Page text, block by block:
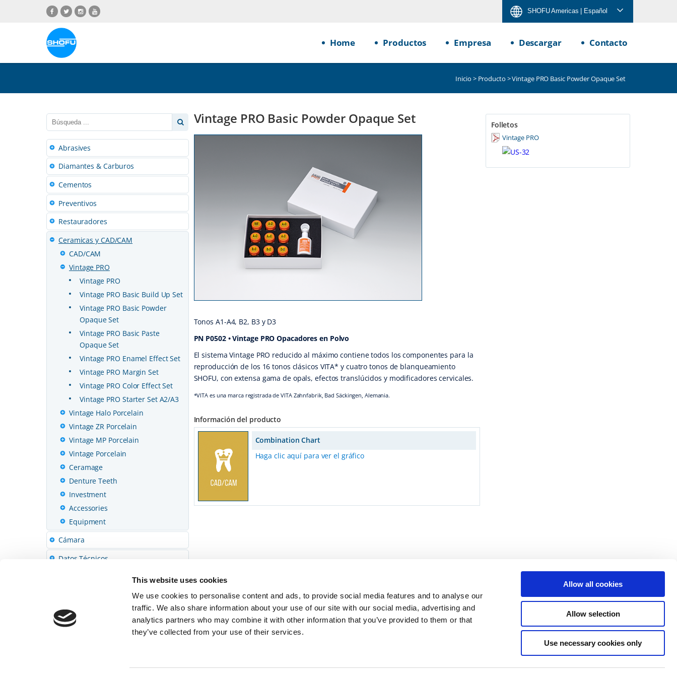
This website uses cookies
We use cookies to personalise content and ads, to provide social media features and to analyse our
traffic. We also share information about your use of our site with our social media, advertising and
analytics partners who may combine it with other information that you’ve provided to them or that
they’ve collected from your use of their services.
Allow all cookies
Allow selection
Use necessary cookies only
SHOFU Americas | Español
Home Productos Empresa Descargar Contacto
Inicio > Producto > Vintage PRO Basic Powder Opaque Set
Vintage PRO Basic Powder Opaque Set
Tonos A1-A4, B2, B3 y D3
PN P0502 • Vintage PRO Opacadores en Polvo
El sistema Vintage PRO reducido al máximo contiene todos los componentes para la
reproducción de los 16 tonos clásicos VITA* y cuatro tonos de blanqueamiento
SHOFU, con extensa gama de opals, efectos translúcidos y modificadores cervicales.
*VITA es una marca registrada de VITA Zahnfabrik, Bad Säckingen, Alemania.
Información del producto
Combination Chart
Haga clic aquí para ver el gráfico
Folletos
Vintage PRO
Abrasives
Diamantes & Carburos
Cementos
Preventivos
Restauradores
Ceramicas y CAD/CAM
CAD/CAM
Vintage PRO
Vintage PRO
Vintage PRO Basic Build Up Set
Vintage PRO Basic Powder
Opaque Set
Vintage PRO Basic Paste
Opaque Set
Vintage PRO Enamel Effect Set
Vintage PRO Margin Set
Vintage PRO Color Effect Set
Vintage PRO Starter Set A2/A3
Vintage Halo Porcelain
Vintage ZR Porcelain
Vintage MP Porcelain
Vintage Porcelain
Ceramage
Denture Teeth
Investment
Accessories
Equipment
Cámara
Datos Técnicos